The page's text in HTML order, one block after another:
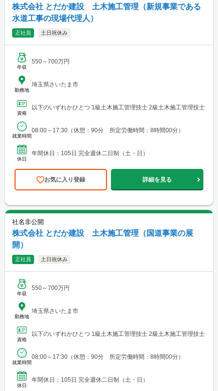
株式会社 とだか建設 土木施工管理（新規事業である
水道工事の現場代理人）
正社員 土日祝休み
年収
550～700万円
勤務地
埼玉県さいたま市
資格
以下のいずれかひとつ 1級土木施工管理技士 2級土木施工管理技士
就業時間
08:00～17:30（休憩：90分 所定労働時間：8時間00分）
休日
年間休日：105日 完全週休二日制（土・日）
お気に入り登録 詳細を見る
社名非公開
株式会社 とだか建設 土木施工管理（国道事業の展
開）
正社員 土日祝休み
年収
550～700万円
勤務地
埼玉県さいたま市
資格
以下のいずれかひとつ 1級土木施工管理技士 2級土木施工管理技士
就業時間
08:00～17:30（休憩：90分 所定労働時間：8時間00分）
休日
年間休日：105日 完全週休二日制（土・日）